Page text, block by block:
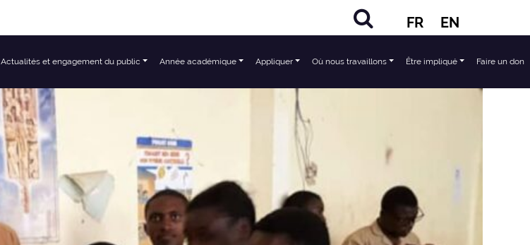
FR EN
Actualités et engagement du public Année académique Appliquer Où nous travaillons Être impliqué Faire un don